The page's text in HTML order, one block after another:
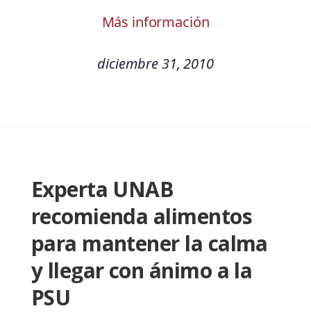
Más información
diciembre 31, 2010
Experta UNAB
recomienda alimentos
para mantener la calma
y llegar con ánimo a la
PSU